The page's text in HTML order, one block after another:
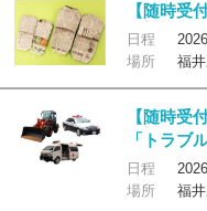
【随時受
日程
場所
福
【随時受
「トラブ
日程
場所
福